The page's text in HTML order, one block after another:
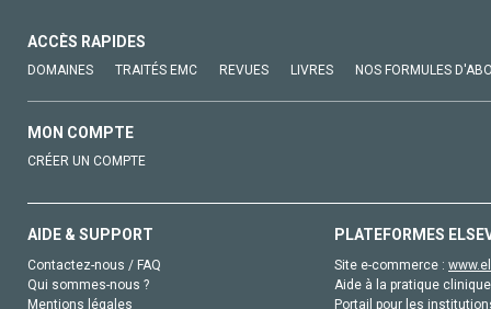
ACCÈS RAPIDES
DOMAINES TRAITÉS EMC REVUES LIVRES NOS FORMULES
MON COMPTE
CRÉER UN COMPTE
AIDE & SUPPORT
Contactez-nous / FAQ
Qui sommes-nous ?
Mentions légales
PLATEFORMES
Site e-commerce :
Aide à la pratique
Portail pour les